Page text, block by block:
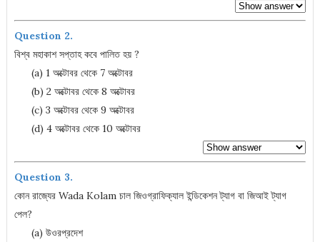
Question 2.
বিশ্ব মহাকাশ সপ্তাহ কবে পালিত হয় ?
(a) 1 অক্টোবর থেকে 7 অক্টোবর
(b) 2 অক্টোবর থেকে 8 অক্টোবর
(c) 3 অক্টোবর থেকে 9 অক্টোবর
(d) 4 অক্টোবর থেকে 10 অক্টোবর
Question 3.
কোন রাজ্যের Wada Kolam চাল জিওগ্রাফিক্যাল ইন্ডিকেশন ট্যাগ বা জিআই ট্যাগ
পেল?
(a) উওরপ্রদেশ